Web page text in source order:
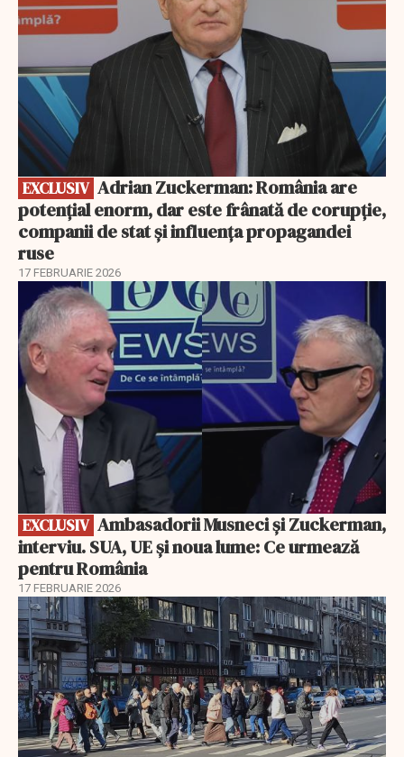
EXCLUSIV
potențial enorm, dar este frânată de corupție,
companii de stat și influența propagandei
ruse
17 FEBRUARIE 2026
EXCLUSIV
EXCLUSIV
interviu. SUA, UE și noua lume: Ce urmează
pentru România
17 FEBRUARIE 2026